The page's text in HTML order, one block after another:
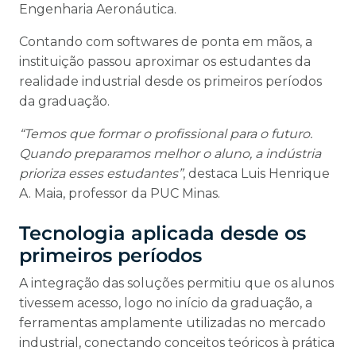
Engenharia Aeronáutica.
Contando com softwares de ponta em mãos, a
instituição passou aproximar os estudantes da
realidade industrial desde os primeiros períodos
da graduação.
“Temos que formar o profissional para o futuro.
Quando preparamos melhor o aluno, a indústria
prioriza esses estudantes”, destaca Luis Henrique
A. Maia, professor da PUC Minas.
Tecnologia aplicada desde os
primeiros períodos
A integração das soluções permitiu que os alunos
tivessem acesso, logo no início da graduação, a
ferramentas amplamente utilizadas no mercado
industrial, conectando conceitos teóricos à prática